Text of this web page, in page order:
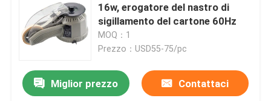
16w, erogatore del nastro di
sigillamento del cartone 60Hz
MOQ：1
Prezzo：USD55-75/pc
Miglior prezzo Contattaci